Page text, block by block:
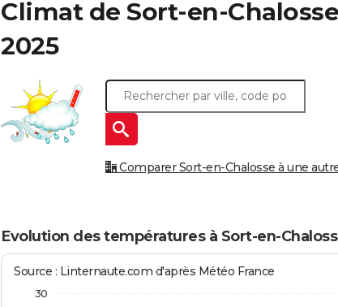
Climat de Sort-en-Chalosse
2025
Comparer Sort-en-Chalosse à une
Evolution des températures à Sort-en-
Source : Linternaute.com d'après Météo France
30